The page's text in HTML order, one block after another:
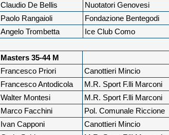
Claudio De Bellis Nuotatori Genovesi
Paolo Rangaioli Fondazione Bentegodi
Angelo Trombetta Ice Club Como
Masters 35-44 M
Francesco Priori Canottieri Mincio
Francesco Antodicola M.R. Sport F.lli Marconi
Walter Montesi M.R. Sport F.lli Marconi
Marco Facchini Pol. Comunale Riccione
Ivan Capponi Canottieri Mincio